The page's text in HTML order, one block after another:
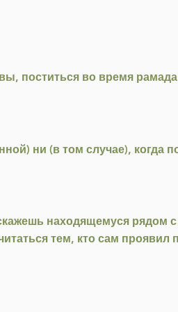
поститься во время
ни (в том случае), когда
находящемуся рядом
тем, кто сам проявил